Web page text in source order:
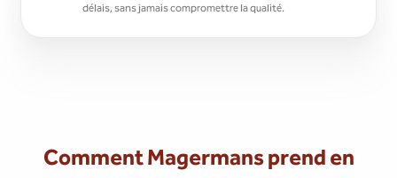
délais, sans jamais compromettre la qualité.
Comment Magermans prend en